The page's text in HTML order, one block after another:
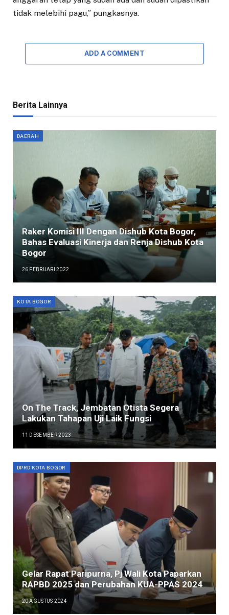
tidak melebihi pagu,” pungkasnya.
ADD A COMMENT
Berita Lainnya
DAERAH
Raker Komisi III Dengan Dishub Kota Bogor,
Bahas Evaluasi Kinerja dan Renja Dishub Kota
Bogor
26 FEBRUARI 2022
KOTA BOGOR
On The Track, Jembatan Otista Segera
Lakukan Tahapan Uji Laik Fungsi
11 DESEMBER 2023
DPRD KOTA BOGOR
Gelar Rapat Paripurna, Pj Wali Kota Paparkan
RAPBD 2025 dan Perubahan KUA-PPAS 2024
20 AGUSTUS 2024